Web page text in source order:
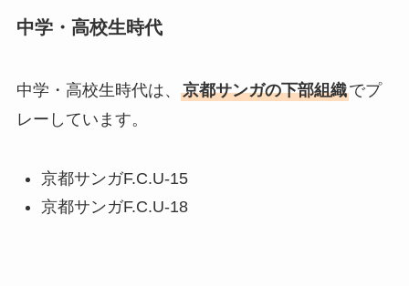
中学・高校生時代
中学・高校生時代は、 京都サンガの下部組織でプ
レーしています。
京都サンガF.C.U-15
京都サンガF.C.U-18